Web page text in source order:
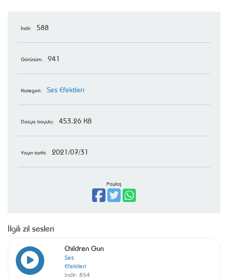
İndir: 588
Görünüm: 941
Kategori: Ses Efektleri
Dosya boyutu: 453.26 KB
Yayın tarihi: 2021/07/31
Paylaş
İlgili zil sesleri
Children Gun
Ses
Efektleri
İndir: 854